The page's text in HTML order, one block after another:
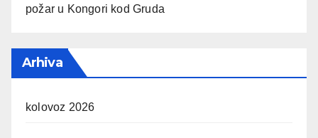
požar u Kongori kod Gruda
Arhiva
kolovoz 2026